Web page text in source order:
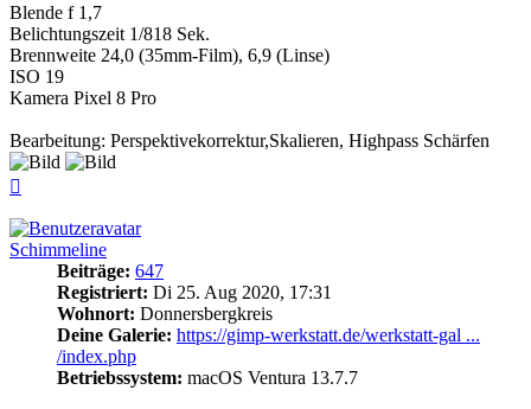
Blende f 1,7
Belichtungszeit 1/818 Sek.
Brennweite 24,0 (35mm-Film), 6,9 (Linse)
ISO 19
Kamera Pixel 8 Pro
Bearbeitung: Perspektivekorrektur,Skalieren, Highpass Schärfen
Schimmeline
Beiträge: 647
Registriert: Di 25. Aug 2020, 17:31
Wohnort: Donnersbergkreis
Deine Galerie: https://gimp-werkstatt.de/werkstatt-gal ...
/index.php
Betriebssystem: macOS Ventura 13.7.7